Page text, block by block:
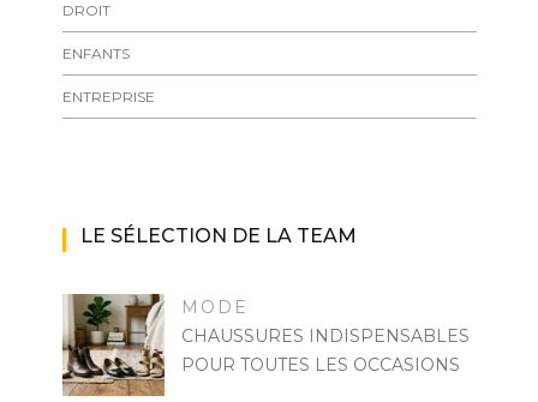
DROIT
ENFANTS
ENTREPRISE
LE SÉLECTION DE LA TEAM
MODE
CHAUSSURES INDISPENSABLES
POUR TOUTES LES OCCASIONS